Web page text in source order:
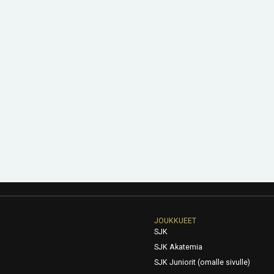
JOUKKUEET
SJK
SJK Akatemia
SJK Juniorit (omalle sivulle)